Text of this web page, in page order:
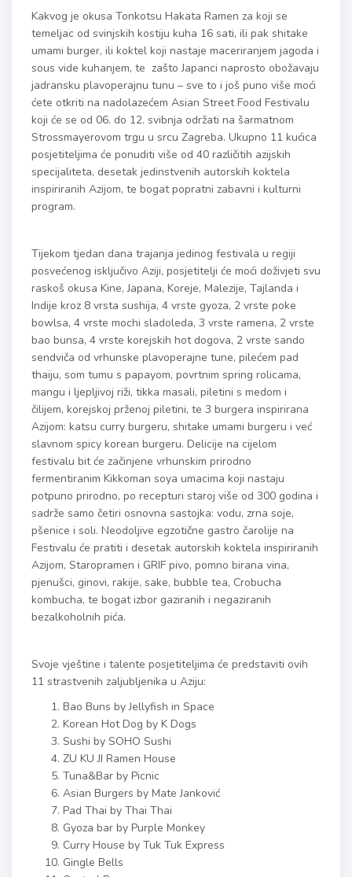
Kakvog je okusa Tonkotsu Hakata Ramen za koji se
temeljac od svinjskih kostiju kuha 16 sati, ili pak shitake
umami burger, ili koktel koji nastaje maceriranjem jagoda i
sous vide kuhanjem, te zašto Japanci naprosto obožavaju
jadransku plavoperajnu tunu – sve to i još puno više moći
ćete otkriti na nadolazećem Asian Street Food Festivalu
koji će se od 06. do 12. svibnja održati na šarmatnom
Strossmayerovom trgu u srcu Zagreba. Ukupno 11 kućica
posjetiteljima će ponuditi više od 40 različitih azijskih
specijaliteta, desetak jedinstvenih autorskih koktela
inspiriranih Azijom, te bogat popratni zabavni i kulturni
program.
Tijekom tjedan dana trajanja jedinog festivala u regiji
posvećenog isključivo Aziji, posjetitelji će moći doživjeti svu
raskoš okusa Kine, Japana, Koreje, Malezije, Tajlanda i
Indije kroz 8 vrsta sushija, 4 vrste gyoza, 2 vrste poke
bowlsa, 4 vrste mochi sladoleda, 3 vrste ramena, 2 vrste
bao bunsa, 4 vrste korejskih hot dogova, 2 vrste sando
sendviča od vrhunske plavoperajne tune, pilećem pad
thaiju, som tumu s papayom, povrtnim spring rolicama,
mangu i ljepljivoj riži, tikka masali, piletini s medom i
čilijem, korejskoj prženoj piletini, te 3 burgera inspirirana
Azijom: katsu curry burgeru, shitake umami burgeru i već
slavnom spicy korean burgeru. Delicije na cijelom
festivalu bit će začinjene vrhunskim prirodno
fermentiranim Kikkoman soya umacima koji nastaju
potpuno prirodno, po recepturi staroj više od 300 godina i
sadrže samo četiri osnovna sastojka: vodu, zrna soje,
pšenice i soli. Neodoljive egzotične gastro čarolije na
Festivalu će pratiti i desetak autorskih koktela inspiriranih
Azijom, Staropramen i GRIF pivo, pomno birana vina,
pjenušci, ginovi, rakije, sake, bubble tea, Crobucha
kombucha, te bogat izbor gaziranih i negaziranih
bezalkoholnih pića.
Svoje vještine i talente posjetiteljima će predstaviti ovih
11 strastvenih zaljubljenika u Aziju:
Bao Buns by Jellyfish in Space
Korean Hot Dog by K Dogs
Sushi by SOHO Sushi
ZU KU JI Ramen House
Tuna&Bar by Picnic
Asian Burgers by Mate Janković
Pad Thai by Thai Thai
Gyoza bar by Purple Monkey
Curry House by Tuk Tuk Express
Gingle Bells